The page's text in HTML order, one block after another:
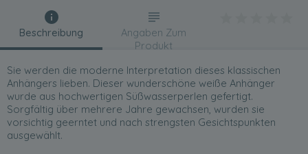
Beschreibung
Sie werden die moderne Interpretation dieses klassischen
Anhängers lieben. Dieser wunderschöne weiße Anhänger
wurde aus hochwertigen Süßwasserperlen gefertigt.
Sorgfältig über mehrere Jahre gewachsen, wurden sie
vorsichtig geerntet und nach strengsten Gesichtspunkten
ausgewählt.
Angaben Zum
Produkt